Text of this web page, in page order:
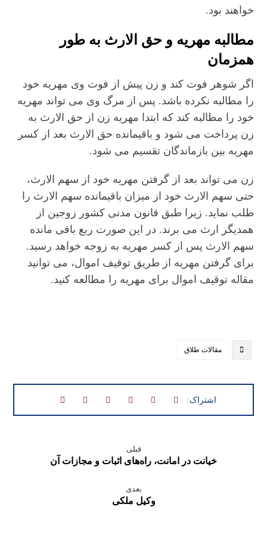
خواهند بود.
مطالبه مهریه و حق الارث به طور
همزمان
اگر شوهر فوت کند و زن پیش از فوت وی مهریه خود
را مطالبه نکرده باشد. پس از مرگ وی می تواند مهریه
خود را مطالبه کند که ابتدا مهریه زن از حق الارث به
زن پرداخت می شود و باقیمانده حق الارث بعد از کسر
مهریه بین بازماندگان تقسیم می شود.
زن می تواند بعد از گرفتن مهریه خود از سهم الارث،
حتی سهم الارث خود از میزان باقیمانده سهم الارث را
طلب نماید. زیرا طبق قانون مدنی کشور زوجین از
همدیگر ارث می برند. در این صورت ربع باقی مانده
سهم الارث پس از کسر مهریه به زوجه خواهد رسید.
برای گرفتن مهریه از طریق توقیف اموال، می توانید
مقاله توقیف اموال برای مهریه را مطالعه کنید.
مقالات طلاق
قبلی
خیانت در امانت، راه‌های اثبات و مجازات آن
بعدی
وکیل ملکی